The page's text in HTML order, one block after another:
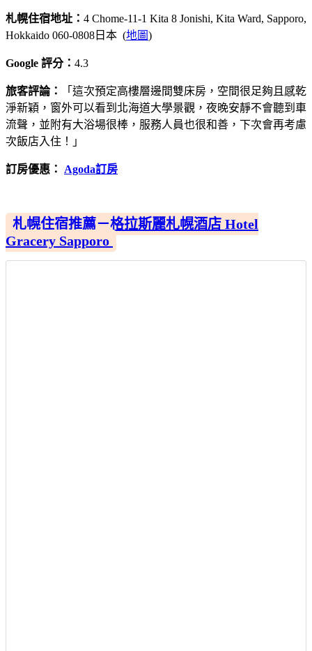
札幌住宿地址： 4 Chome-11-1 Kita 8 Jonishi, Kita Ward, Sapporo,
Hokkaido 060-0808日本 (地圖)
Google 評分： 4.3
旅客評論：
「這次預定高樓層邊間雙床房，空間很足夠且感乾
淨新穎，窗外可以看到北海道大學景觀，夜晚安靜不會聽到車
流聲，並附有大浴場很棒，服務人員也很和善，下次會再考慮
次飯店入住！」
訂房優惠： Agoda訂房
札幌住宿推薦－格拉斯麗札幌酒店 Hotel
Gracery Sapporo